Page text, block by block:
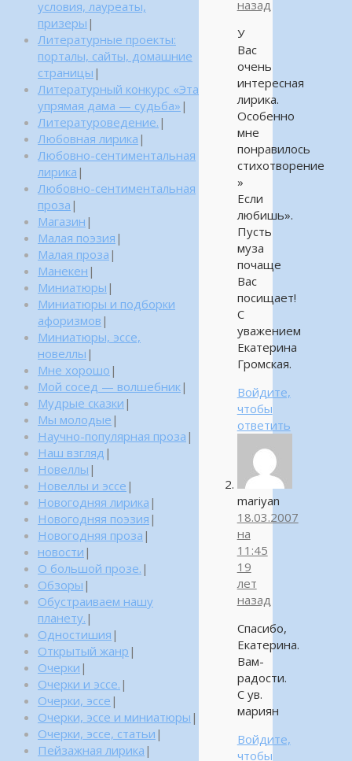
назад
У
Вас
очень
интересная
лирика.
Особенно
мне
понравилось
стихотворение
»
Если
любишь».
Пусть
муза
почаще
Вас
посищает!
С
уважением
Екатерина
Громская.
Войдите,
чтобы
ответить
mariyan
18.03.2007
на
11:45
19
лет
назад
Спасибо,
Екатерина.
Вам-
радости.
С ув.
мариян
Войдите,
чтобы
условия, лауреаты,
призеры |
Литературные проекты:
порталы, сайты, домашние
страницы |
Литературный конкурс «Эта
упрямая дама — судьба» |
Литературоведение. |
Любовная лирика |
Любовно-сентиментальная
лирика |
Любовно-сентиментальная
проза |
Магазин |
Малая поэзия |
Малая проза |
Манекен |
Миниатюры |
Миниатюры и подборки
афоризмов |
Миниатюры, эссе,
новеллы |
Мне хорошо |
Мой сосед — волшебник|
Мудрые сказки |
Мы молодые |
Научно-популярная проза |
Наш взгляд |
Новеллы |
Новеллы и эссе |
Новогодняя лирика |
Новогодняя поэзия |
Новогодняя проза |
новости |
О большой прозе. |
Обзоры |
Обустраиваем нашу
планету. |
Одностишия |
Открытый жанр |
Очерки |
Очерки и эссе. |
Очерки, эссе |
Очерки, эссе и миниатюры |
Очерки, эссе, статьи |
Пейзажная лирика |